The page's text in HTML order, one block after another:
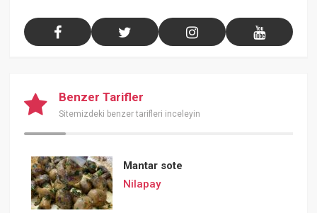
Benzer Tarifler
Sitemizdeki benzer tarifleri inceleyin
Mantar sote
Nilapay